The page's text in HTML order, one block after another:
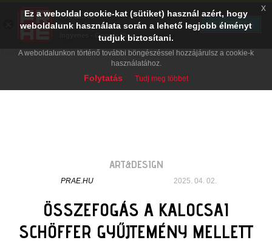
ART&DESIGN
PRAE.HU 2025. 04. 02.
ÖSSZEFOGÁS A KALOCSAI
SCHÖFFER GYŰJTEMÉNY MELLETT
Ez a weboldal cookie-kat (sütiket) használ azért, hogy
weboldalunk használata során a lehető legjobb élményt
tudjuk biztosítani.
A weboldalunkon történő további böngészéssel hozzájárulsz a cookie-k
használatához.
Folytatás Tudj meg többet
x
PRAE.HU
Digital Evolution
Ingyenes - Google Play
TELEPÍTÉS